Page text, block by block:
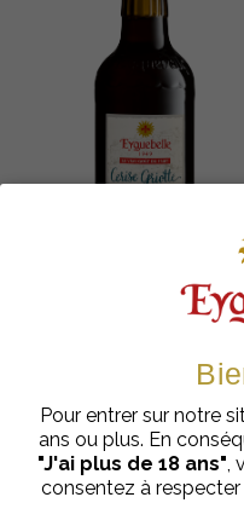
Sirop Artisan Cerise
Griotte Eyguebelle
5,98 € | 70cl
Ajouter au panier
Pour entrer sur notre
ans ou plus. En
"J'ai plus de 18 ans",
consentez à